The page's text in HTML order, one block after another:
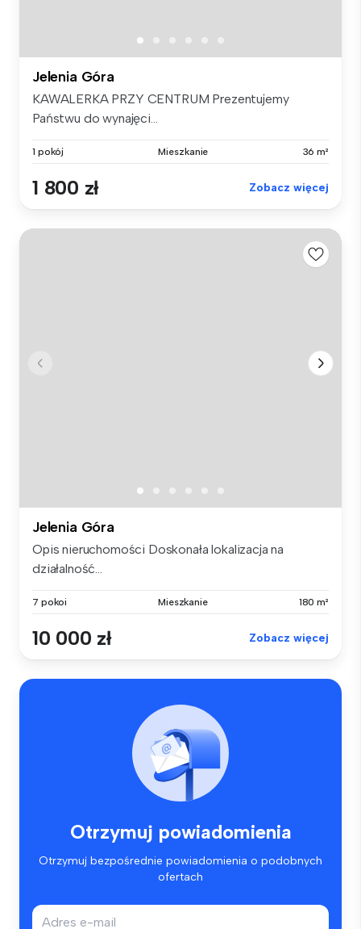
Jelenia Góra
KAWALERKA PRZY CENTRUM Prezentujemy
Państwu do wynajęci...
1 pokój Mieszkanie 36 m²
1 800 zł Zobacz więcej
Jelenia Góra
Opis nieruchomości Doskonała lokalizacja na
działalność...
7 pokoi Mieszkanie 180 m²
10 000 zł Zobacz więcej
Otrzymuj powiadomienia
Otrzymuj bezpośrednie powiadomienia o podobnych
ofertach